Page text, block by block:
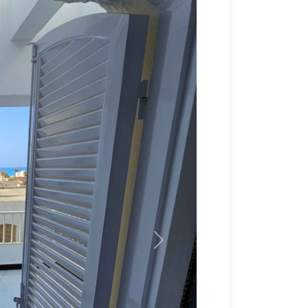
Previous